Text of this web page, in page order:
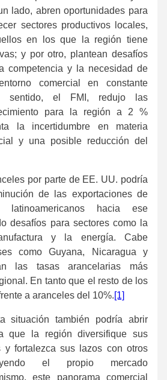
lado, abren oportunidades para
sectores productivos locales,
en los que la región tiene
y por otro, plantean desafíos
competencia y la necesidad de
comercial en constante
sentido, el FMI, redujo las
para la región a 2 %
la incertidumbre en materia
y una posible reducción del
por parte de EE. UU. podría
de las exportaciones de
latinoamericanos hacia ese
desafíos para sectores como la
y la energía. Cabe
como Guyana, Nicaragua y
las tasas arancelarias más
En tanto que el resto de los
a aranceles del 10%.[1]
situación también podría abrir
que la región diversifique sus
y fortalezca sus lazos con otros
el propio mercado
este panorama comercial